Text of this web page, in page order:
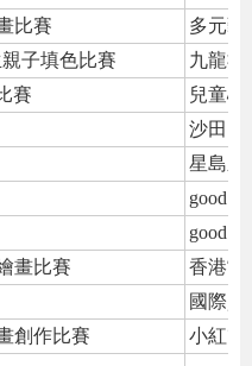
比賽
多元藝
子填色比賽
九龍社
賽
兒童心
沙田區
星島新
good
good
畫比賽
香港當
國際
創作比賽
小紅熊